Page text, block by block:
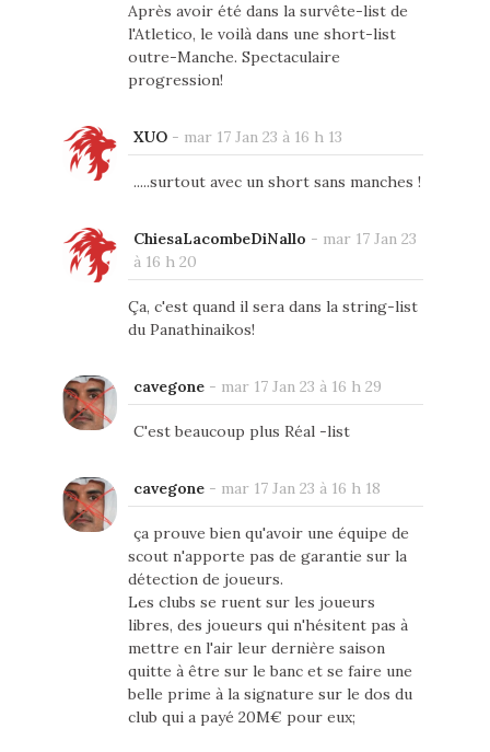
Après avoir été dans la survête-list de
l'Atletico, le voilà dans une short-list
outre-Manche. Spectaculaire
progression!
XUO- mar 17 Jan 23 à 16 h 13
.....surtout avec un short sans manches !
ChiesaLacombeDiNallo - mar 17 Jan 23
à 16 h 20
Ça, c'est quand il sera dans la string-list
du Panathinaikos!
cavegone- mar 17 Jan 23 à 16 h 29
C'est beaucoup plus Réal -list
cavegone- mar 17 Jan 23 à 16 h 18
ça prouve bien qu'avoir une équipe de
scout n'apporte pas de garantie sur la
détection de joueurs.
Les clubs se ruent sur les joueurs
libres, des joueurs qui n'hésitent pas à
mettre en l'air leur dernière saison
quitte à être sur le banc et se faire une
belle prime à la signature sur le dos du
club qui a payé 20M€ pour eux;